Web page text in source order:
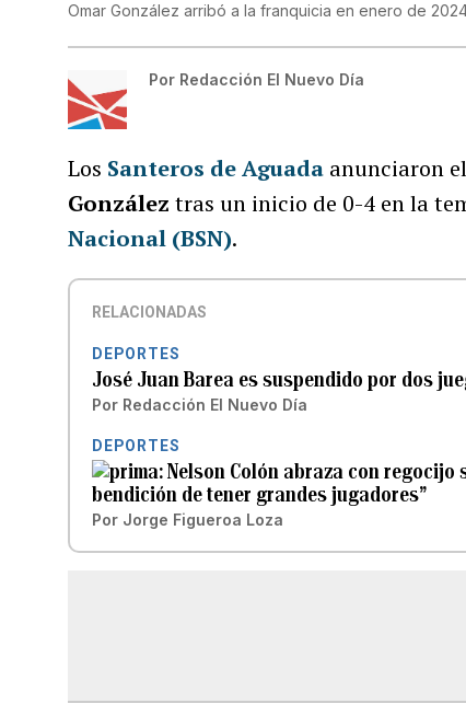
Omar González arribó a la franquicia en enero de
Por Redacción El Nuevo Día
Los Santeros de Aguada anunciaron
González tras un inicio de 0-4 en la
Nacional (BSN).
RELACIONADAS
DEPORTES
José Juan Barea es suspendido por dos
Por Redacción El Nuevo Día
DEPORTES
Nelson Colón abraza con regocijo
bendición de tener grandes jugadores”
Por Jorge Figueroa Loza